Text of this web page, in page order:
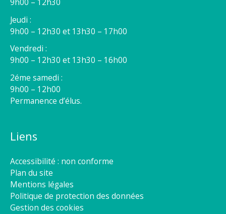
Jeudi :
9h00 – 12h30 et 13h30 – 17h00
Vendredi :
9h00 – 12h30 et 13h30 – 16h00
2éme samedi :
9h00 – 12h00
Permanence d’élus.
Liens
Accessibilité : non conforme
Plan du site
Mentions légales
Politique de protection des données
Gestion des cookies